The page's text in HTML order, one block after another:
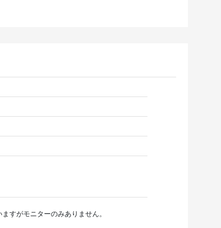
すがモニターのみありません。